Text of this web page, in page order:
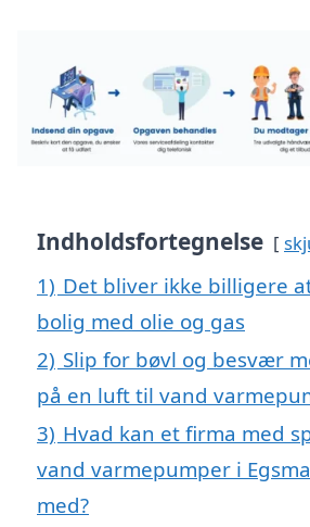
Indholdsfortegnelse
1) Det bliver ikke billigere
bolig med olie og gas
2) Slip for bøvl og besvær
på en luft til vand
3) Hvad kan et firma med
vand varmepumper i
med?